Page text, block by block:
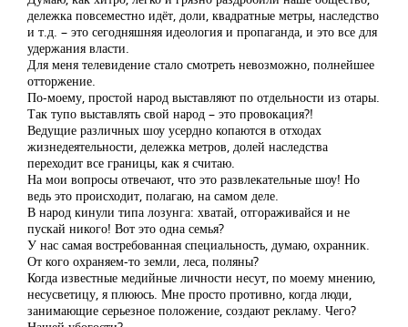
дележка повсеместно идёт, доли, квадратные метры, наследство
и т.д. – это сегодняшняя идеология и пропаганда, и это все для
удержания власти.
Для меня телевидение стало смотреть невозможно, полнейшее
отторжение.
По-моему, простой народ выставляют по отдельности из отары.
Так тупо выставлять свой народ – это провокация?!
Ведущие различных шоу усердно копаются в отходах
жизнедеятельности, дележка метров, долей наследства
переходит все границы, как я считаю.
На мои вопросы отвечают, что это развлекательные шоу! Но
ведь это происходит, полагаю, на самом деле.
В народ кинули типа лозунга: хватай, отгораживайся и не
пускай никого! Вот это одна семья?
У нас самая востребованная специальность, думаю, охранник.
От кого охраняем-то земли, леса, поляны?
Когда известные медийные личности несут, по моему мнению,
несусветицу, я плююсь. Мне просто противно, когда люди,
занимающие серьезное положение, создают рекламу. Чего?